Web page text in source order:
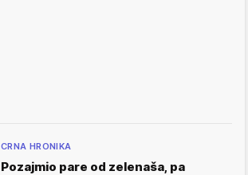
CRNA HRONIKA
Pozajmio pare od zelenaša, pa